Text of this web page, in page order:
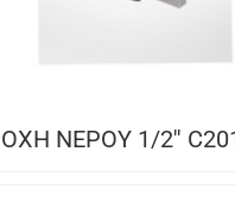
ΝΕΡΟΥ 1/2''